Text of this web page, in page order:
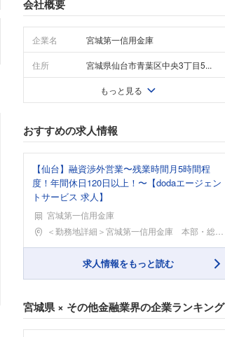
会社概要
企業名 宮城第一信用金庫
住所 宮城県仙台市青葉区中央3丁目5...
もっと見る
おすすめの求人情報
【仙台】融資渉外営業〜残業時間月5時間程
度！年間休日120日以上！〜【dodaエージェン
トサービス 求人】
宮城第一信用金庫
勤務地＜勤務地詳細＞宮城第一信用金庫 本部・総務部住所：
求人情報をもっと読む
宮城県× その他金融業界の企業ランキング